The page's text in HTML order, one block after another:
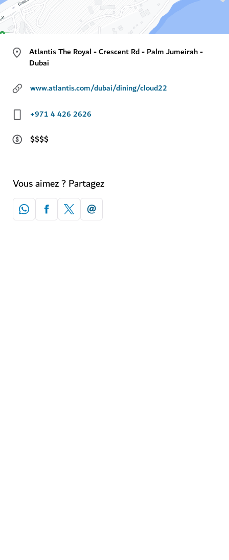
Atlantis The Royal - Crescent Rd - Palm Jumeirah -
Dubai
www.atlantis.com/dubai/dining/cloud22
+971 4 426 2626
$$$$
Vous aimez ? Partagez